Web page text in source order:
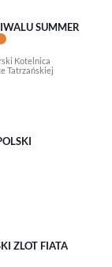
SUMMER
Kotelnica
Tatrzańskiej
ZLOT FIATA